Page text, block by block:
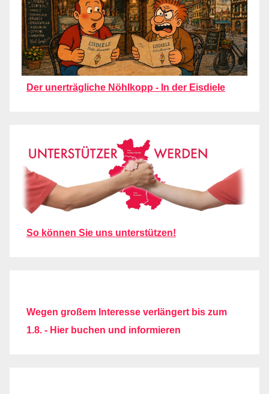
Der unerträgliche Nöhlkopp - In der Eisdiele
So können Sie uns unterstützen!
Wegen großem Interesse verlängert bis zum
1.8. - Hier buchen und informieren